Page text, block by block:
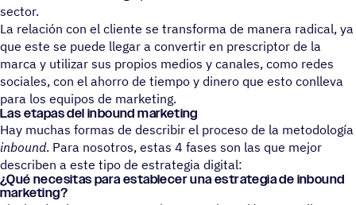
sector.
La relación con el cliente se transforma de manera radical, ya
que este se puede llegar a convertir en prescriptor de la
marca y utilizar sus propios medios y canales, como redes
sociales, con el ahorro de tiempo y dinero que esto conlleva
para los equipos de marketing.
Las etapas del inbound marketing
Hay muchas formas de describir el proceso de la metodología
inbound. Para nosotros, estas 4 fases son las que mejor
describen a este tipo de estrategia digital:
¿Qué nece­si­tas para esta­ble­cer una estra­te­gia de inbound
marketing?